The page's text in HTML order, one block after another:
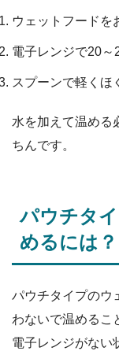
ウェットフードを
電子レンジで20～
スプーンで軽くほ
水を加えて温める
ちんです。
パウチタ
めるには？
パウチタイプのウ
わないで温めるこ
電子レンジがない